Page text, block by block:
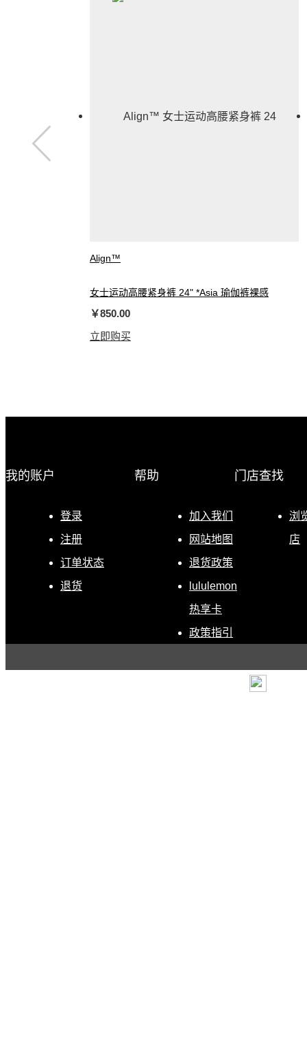
Align™
女士运动高腰紧身裤 24" *Asia 瑜伽裤裸感
￥850.00
立即购买
我的账户
登录
注册
订单状态
退货
帮助
加入我们
网站地图
退货政策
lululemon
热享卡
政策指引
门店查找
浏
店